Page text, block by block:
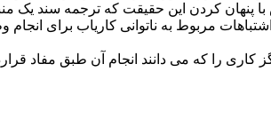
پنهان کردن این حقیقت که ترجمه سند یک
مربوط به ناتوانی کاریاب برای انجام